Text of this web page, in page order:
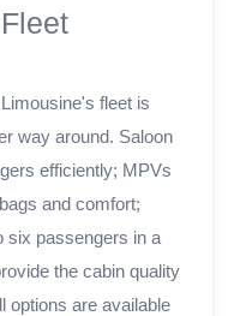
fleet is
way around. Saloon
efficiently; MPVs
and comfort;
six passengers in a
the cabin quality
options are available